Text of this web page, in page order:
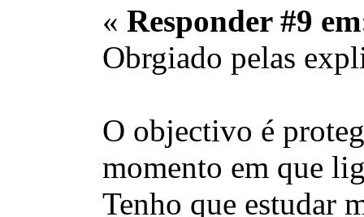
« Responder #9
Obrgiado pelas
O objectivo é
momento em que
Tenho que estudar